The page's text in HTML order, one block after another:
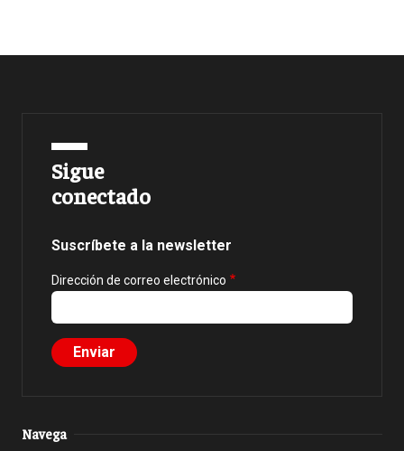
Sigue
conectado
Suscríbete a la newsletter
Dirección de correo electrónico
Navega